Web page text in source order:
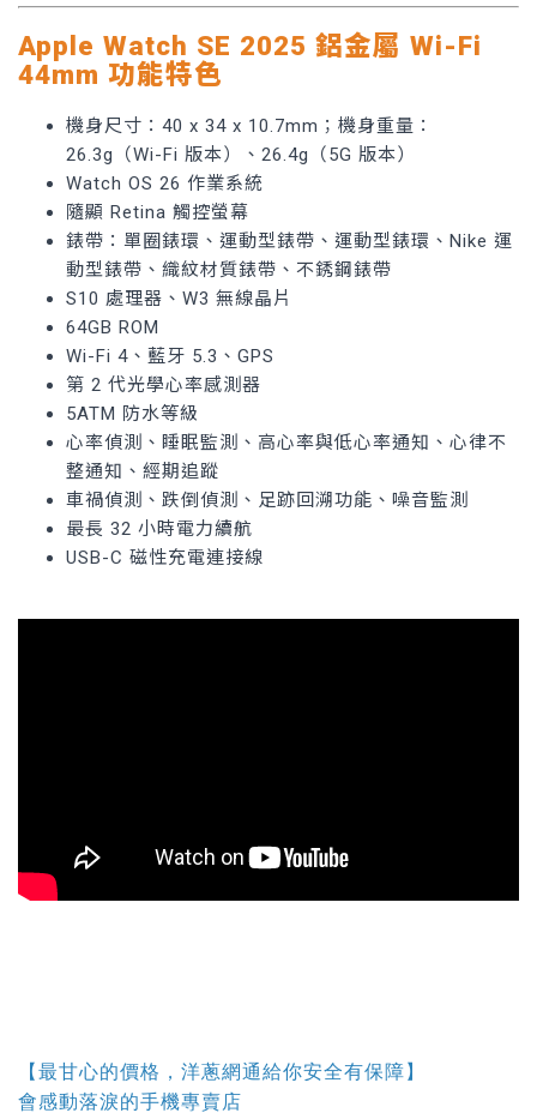
Apple Watch SE 2025 鋁金屬 Wi-Fi
44mm 功能特色
機身尺寸：40 x 34 x 10.7mm；機身重量：
26.3g（Wi-Fi 版本）、26.4g（5G 版本）
Watch OS 26 作業系統
隨顯 Retina 觸控螢幕
錶帶：單圈錶環、運動型錶帶、運動型錶環、Nike 運
動型錶帶、織紋材質錶帶、不銹鋼錶帶
S10 處理器、W3 無線晶片
64GB ROM
Wi-Fi 4、藍牙 5.3、GPS
第 2 代光學心率感測器
5ATM 防水等級
心率偵測、睡眠監測、高心率與低心率通知、心律不
整通知、經期追蹤
車禍偵測、跌倒偵測、足跡回溯功能、噪音監測
最長 32 小時電力續航
USB-C 磁性充電連接線
【最甘心的價格，洋蔥網通給你安全有保障】
會感動落淚的手機專賣店